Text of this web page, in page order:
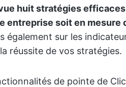
huit stratégies
entreprise soit en mesure
également sur les
réussite de vos stratégies.
de pointe de